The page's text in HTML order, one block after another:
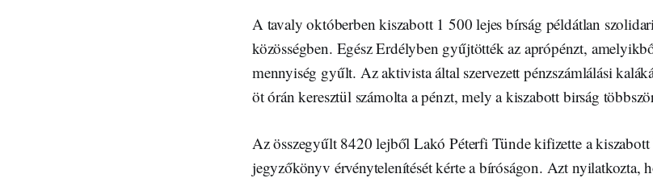
A tavaly októberben kiszabott 1 500 lejes bírság példátlan
közösségben. Egész Erdélyben gyűjtötték az aprópénzt,
mennyiség gyűlt. Az aktivista által szervezett pénzszámlálási
öt órán keresztül számolta a pénzt, mely a kiszabott birság
Az összegyűlt 8420 lejből Lakó Péterfi Tünde kifizette a
jegyzőkönyv érvénytelenítését kérte a bíróságon. Azt nyilatkozta,